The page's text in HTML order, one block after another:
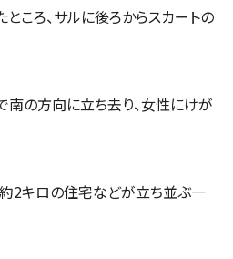
ころ、サルに後ろからスカートの
の方向に立ち去り、女性にけが
2キロの住宅などが立ち並ぶ一